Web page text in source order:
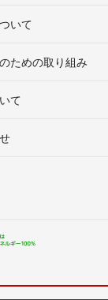
いて
ための取り組み
て